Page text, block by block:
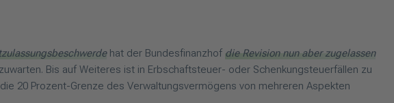
hat der Bundesfinanzhof die Revision nun aber zugelassen
Bis auf Weiteres ist in Erbschaftsteuer- oder Schenkungsteuerfällen zu
20 Prozent-Grenze des Verwaltungsvermögens von mehreren Aspekten